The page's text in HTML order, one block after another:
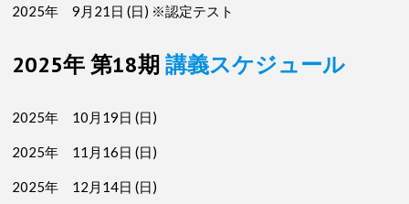
2025年 9月21日 (日) ※認定テスト
2025年 第18期講義スケジュール
2025年 10月19日 (日)
2025年 11月16日 (日)
2025年 12月14日 (日)